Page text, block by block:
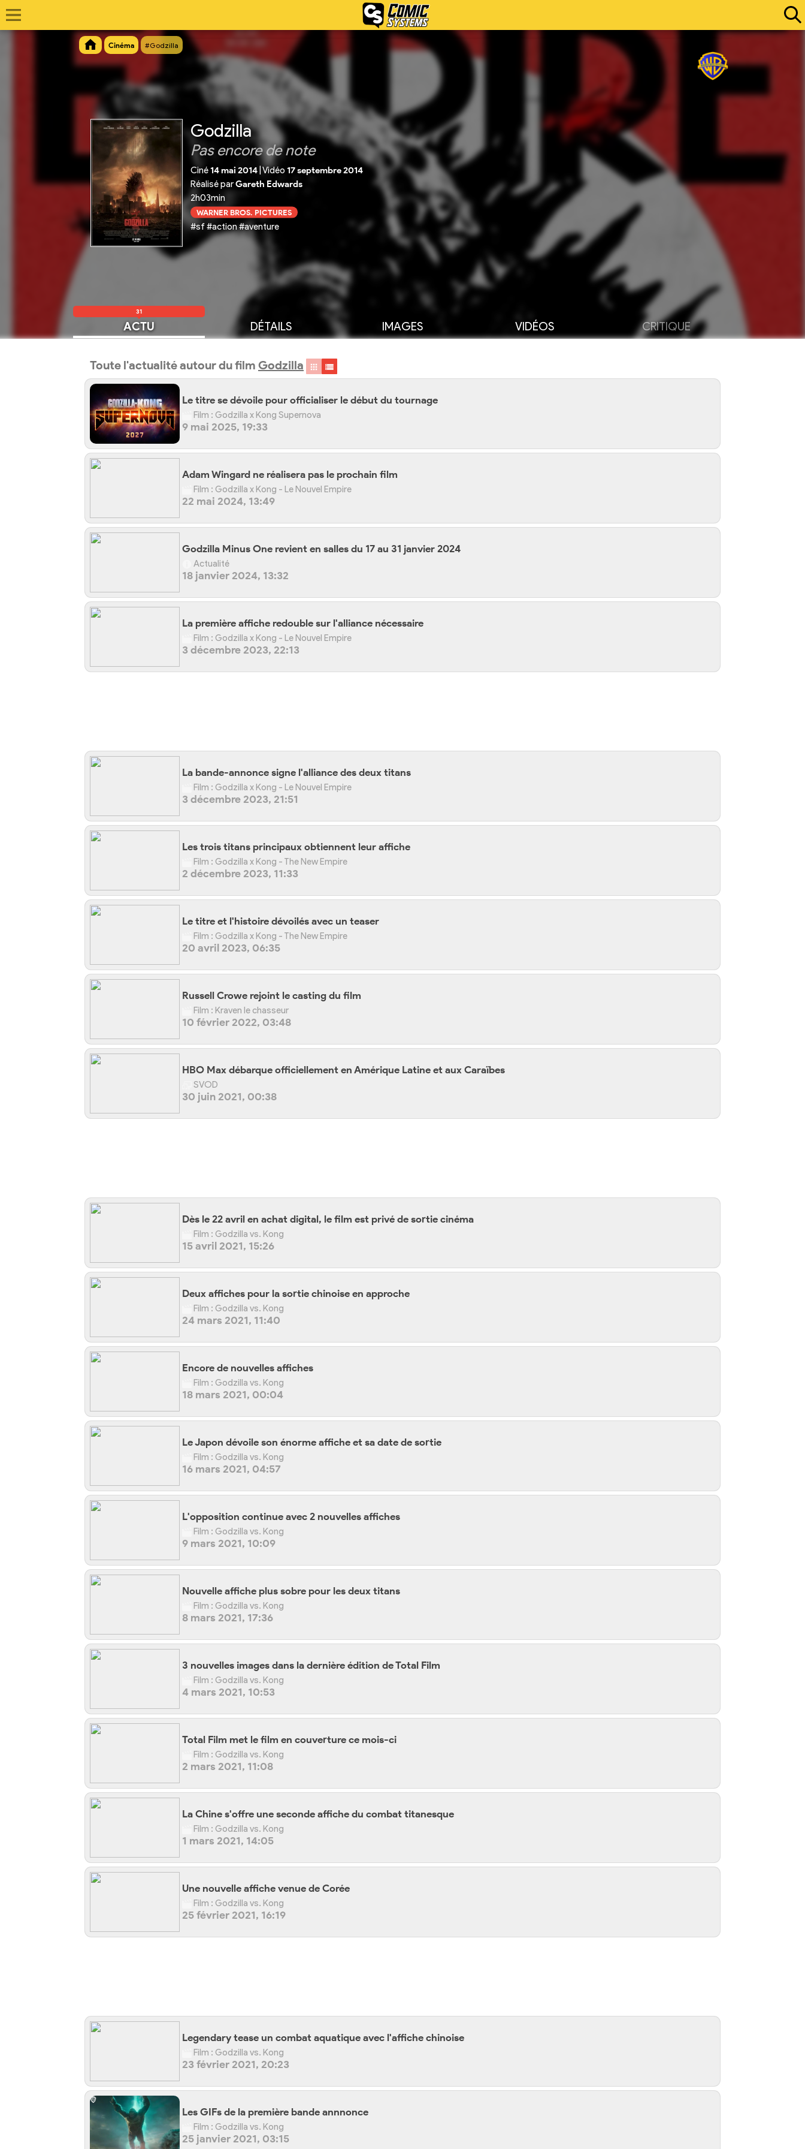
Cinéma #Godzilla
Godzilla
Pas encore de note
Ciné14 mai 2014 Vidéo 17 septembre 2014
Réalisé parGareth Edwards
2h03min
WARNER BROS. PICTURES
#sf #action #aventure
ACTU
31
DÉTAILS IMAGES VIDÉOS CRITIQUE
Toute l'actualité autour du film Godzilla
Le titre se dévoile pour officialiser le début du tournage
Film : Godzilla x Kong Supernova
9 mai 2025, 19:33
Adam Wingard ne réalisera pas le prochain film
Film : Godzilla x Kong - Le Nouvel Empire
22 mai 2024, 13:49
Godzilla Minus One revient en salles du 17 au 31 janvier 2024
Actualité
18 janvier 2024, 13:32
La première affiche redouble sur l'alliance nécessaire
Film : Godzilla x Kong - Le Nouvel Empire
3 décembre 2023, 22:13
La bande-annonce signe l'alliance des deux titans
Film : Godzilla x Kong - Le Nouvel Empire
3 décembre 2023, 21:51
Les trois titans principaux obtiennent leur affiche
Film : Godzilla x Kong - The New Empire
2 décembre 2023, 11:33
Le titre et l'histoire dévoilés avec un teaser
Film : Godzilla x Kong - The New Empire
20 avril 2023, 06:35
Russell Crowe rejoint le casting du film
Film : Kraven le chasseur
10 février 2022, 03:48
HBO Max débarque officiellement en Amérique Latine et aux Caraïbes
SVOD
30 juin 2021, 00:38
Dès le 22 avril en achat digital, le film est privé de sortie cinéma
Film : Godzilla vs. Kong
15 avril 2021, 15:26
Deux affiches pour la sortie chinoise en approche
Film : Godzilla vs. Kong
24 mars 2021, 11:40
Encore de nouvelles affiches
Film : Godzilla vs. Kong
18 mars 2021, 00:04
Le Japon dévoile son énorme affiche et sa date de sortie
Film : Godzilla vs. Kong
16 mars 2021, 04:57
L'opposition continue avec 2 nouvelles affiches
Film : Godzilla vs. Kong
9 mars 2021, 10:09
Nouvelle affiche plus sobre pour les deux titans
Film : Godzilla vs. Kong
8 mars 2021, 17:36
3 nouvelles images dans la dernière édition de Total Film
Film : Godzilla vs. Kong
4 mars 2021, 10:53
Total Film met le film en couverture ce mois-ci
Film : Godzilla vs. Kong
2 mars 2021, 11:08
La Chine s'offre une seconde affiche du combat titanesque
Film : Godzilla vs. Kong
1 mars 2021, 14:05
Une nouvelle affiche venue de Corée
Film : Godzilla vs. Kong
25 février 2021, 16:19
Legendary tease un combat aquatique avec l'affiche chinoise
Film : Godzilla vs. Kong
23 février 2021, 20:23
Les GIFs de la première bande annnonce
Film : Godzilla vs. Kong
25 janvier 2021, 03:15